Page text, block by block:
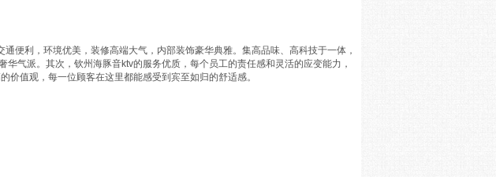
便利，环境优美，装修高端大气，内部装饰豪华典雅。集高品味、高科技于一体，
气派。其次，钦州海豚音ktv的服务优质，每个员工的责任感和灵活的应变能力，
价值观，每一位顾客在这里都能感受到宾至如归的舒适感。